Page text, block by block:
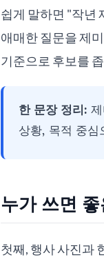
쉽게 말하면 "작년
애매한 질문을 제
기준으로 후보를
한 문장 정리:
상황, 목적 중심
누가 쓰면
첫째, 행사 사진과